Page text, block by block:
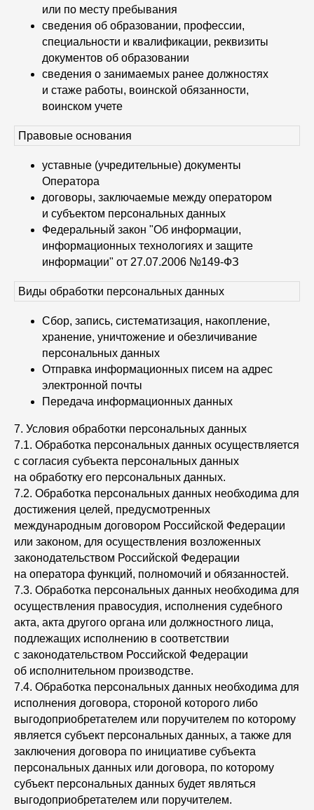
или по месту пребывания
сведения об образовании, профессии,
специальности и квалификации, реквизиты
документов об образовании
сведения о занимаемых ранее должностях
и стаже работы, воинской обязанности,
воинском учете
Правовые основания
уставные (учредительные) документы
Оператора
договоры, заключаемые между оператором
и субъектом персональных данных
Федеральный закон "Об информации,
информационных технологиях и защите
информации" от 27.07.2006 №149-ФЗ
Виды обработки персональных данных
Сбор, запись, систематизация, накопление,
хранение, уничтожение и обезличивание
персональных данных
Отправка информационных писем на адрес
электронной почты
Передача информационных данных
7. Условия обработки персональных данных
7.1. Обработка персональных данных осуществляется
с согласия субъекта персональных данных
на обработку его персональных данных.
7.2. Обработка персональных данных необходима для
достижения целей, предусмотренных
международным договором Российской Федерации
или законом, для осуществления возложенных
законодательством Российской Федерации
на оператора функций, полномочий и обязанностей.
7.3. Обработка персональных данных необходима для
осуществления правосудия, исполнения судебного
акта, акта другого органа или должностного лица,
подлежащих исполнению в соответствии
с законодательством Российской Федерации
об исполнительном производстве.
7.4. Обработка персональных данных необходима для
исполнения договора, стороной которого либо
выгодоприобретателем или поручителем по которому
является субъект персональных данных, а также для
заключения договора по инициативе субъекта
персональных данных или договора, по которому
субъект персональных данных будет являться
выгодоприобретателем или поручителем.